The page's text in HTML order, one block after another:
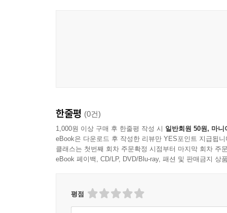
한줄평 (0건)
1,000원 이상 구매 후 한줄평 작성 시 일반회원 50원, 마니
eBook은 다운로드 후 작성한 리뷰만 YES포인트 지급됩니
클래스는 첫번째 회차 주문확정 시점부터 마지막 회차 주
eBook 페이백, CD/LP, DVD/Blu-ray, 패션 및 판매금지 상
평점